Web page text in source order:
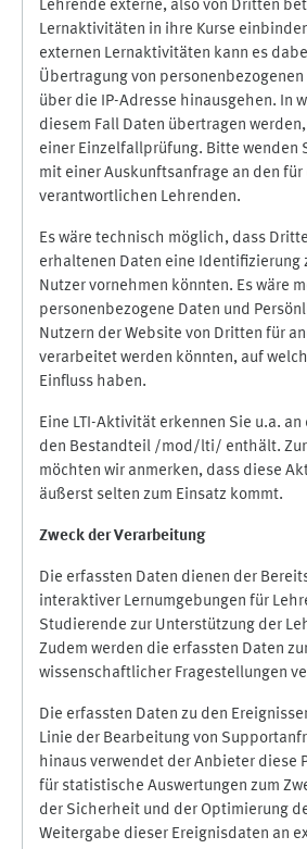
Lehrende externe, also von Dritten
Lernaktivitäten in ihre Kurse
externen Lernaktivitäten kann es
Übertragung von
über die IP-Adresse hinausgehen. In
diesem Fall Daten übertragen
einer Einzelfallprüfung. Bitte wenden
mit einer Auskunftsanfrage an den
verantwortlichen Lehrenden.
Es wäre technisch möglich, dass
erhaltenen Daten eine Identifizierung
Nutzer vornehmen könnten. Es wäre
personenbezogene Daten und
Nutzern der Website von Dritten für
verarbeitet werden könnten, auf
Einfluss haben.
Eine LTI-Aktivität erkennen Sie u.a. an
den Bestandteil /mod/lti/ enthält.
möchten wir anmerken, dass diese
äußerst selten zum Einsatz kommt.
Zweck der Verarbeitung
Die erfassten Daten dienen der
interaktiver Lernumgebungen für
Studierende zur Unterstützung der
Zudem werden die erfassten Daten
wissenschaftlicher Fragestellungen
Die erfassten Daten zu den
Linie der Bearbeitung von
hinaus verwendet der Anbieter diese
für statistische Auswertungen zum
der Sicherheit und der Optimierung
Weitergabe dieser Ereignisdaten an